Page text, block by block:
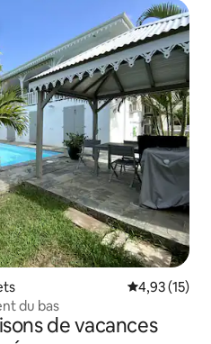
Évaluation
4,93 (15)
du bas
de vacances